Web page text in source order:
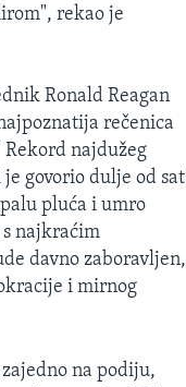
rekao je
Ronald Reagan
rečenica
Rekord najdužeg
govorio dulje od sat
pluća i umro
najkraćim
davno zaboravljen,
i mirnog
na podiju,